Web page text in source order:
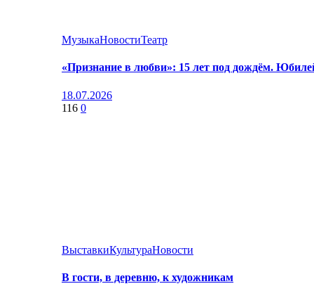
МузыкаНовостиТеатр
«Признание в любви»: 15 лет под дождём.
18.07.2026
116 0
ВыставкиКультураНовости
В гости, в деревню, к художникам